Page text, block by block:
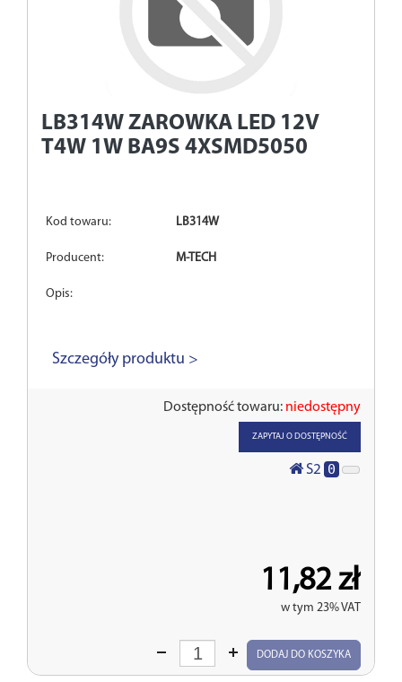
LB314W ZAROWKA LED 12V
T4W 1W BA9S 4XSMD5050
Kod towaru: LB314W
Producent: M-TECH
Opis:
Szczegóły produktu >
Dostępność towaru: niedostępny
ZAPYTAJ O DOSTĘPNOŚĆ
S2 0
11,82 zł
w tym 23% VAT
Wprowadź
DODAJ DO KOSZYKA